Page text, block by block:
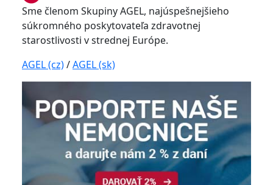
Sme členom Skupiny AGEL, najúspešnejšieho
súkromného poskytovateľa zdravotnej
starostlivosti v strednej Európe.
AGEL (cz)/AGEL (sk)